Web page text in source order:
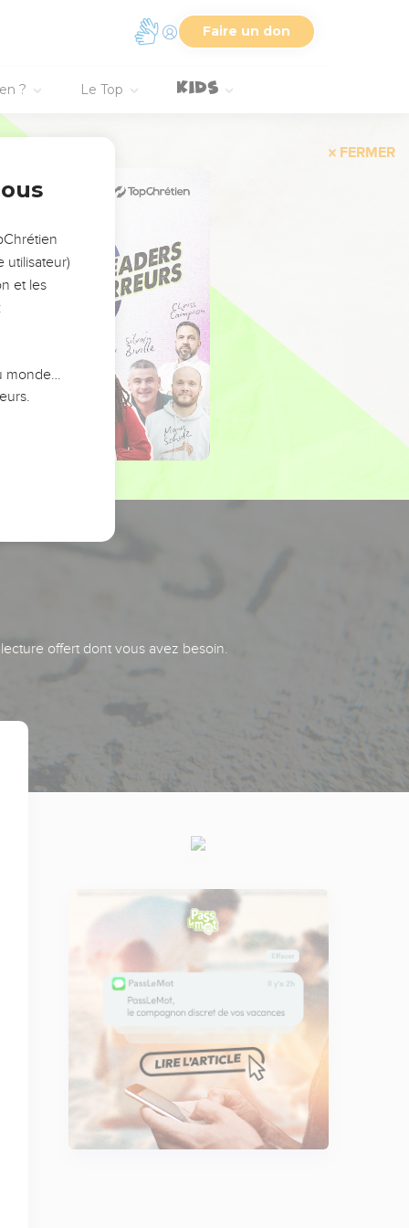
Faire un don
? Le Top
FERMER
offert dont vous avez besoin.
utilisateur)
et les
monde…